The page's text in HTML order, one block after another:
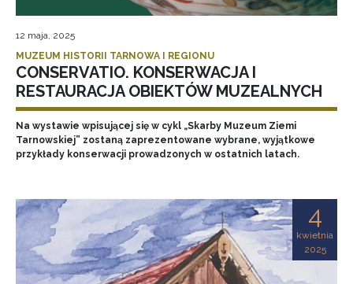
12 maja, 2025
MUZEUM HISTORII TARNOWA I REGIONU
CONSERVATIO. KONSERWACJA I
RESTAURACJA OBIEKTÓW MUZEALNYCH
Na wystawie wpisującej się w cykl „Skarby Muzeum Ziemi
Tarnowskiej” zostaną zaprezentowane wybrane, wyjątkowe
przykłady konserwacji prowadzonych w ostatnich latach.
4
kwietnia
2025